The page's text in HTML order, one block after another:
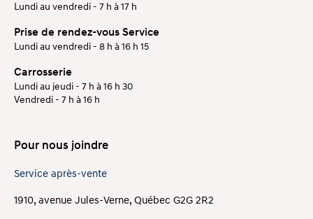
Lundi au vendredi - 7 h à 17 h
Prise de rendez-vous Service
Lundi au vendredi - 8 h à 16 h 15
Carrosserie
Lundi au jeudi - 7 h à 16 h 30
Vendredi - 7 h à 16 h
Pour nous joindre
Service après-vente
1910, avenue Jules-Verne, Québec G2G 2R2